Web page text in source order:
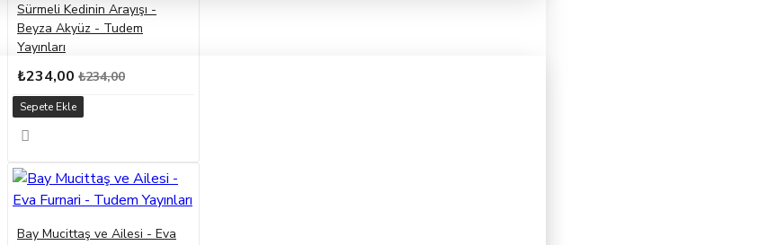
Sürmeli Kedinin Arayışı -
Beyza Akyüz - Tudem
Yayınları
₺234,00 ₺234,00
Sepete Ekle
Bay Mucittaş ve Ailesi - Eva